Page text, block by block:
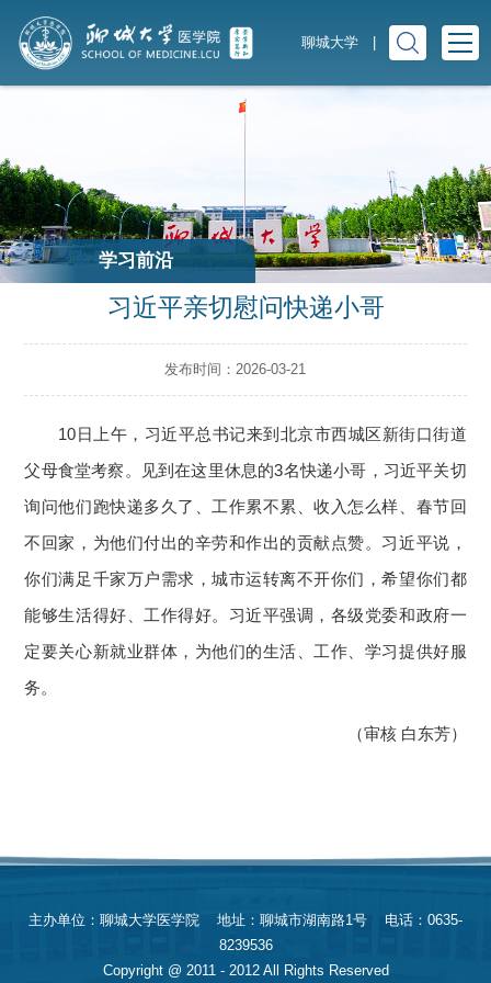
聊城大学
学习前沿
习近平亲切慰问快递小哥
发布时间：2026-03-21
10日上午，习近平总书记来到北京市西城区新街口街道
父母食堂考察。见到在这里休息的3名快递小哥，习近平关切
询问他们跑快递多久了、工作累不累、收入怎么样、春节回
不回家，为他们付出的辛劳和作出的贡献点赞。习近平说，
你们满足千家万户需求，城市运转离不开你们，希望你们都
能够生活得好、工作得好。习近平强调，各级党委和政府一
定要关心新就业群体，为他们的生活、工作、学习提供好服
务。
（审核 白东芳）
主办单位：聊城大学医学院 地址：聊城市湖南路1号 电话：0635-
8239536
Copyright @ 2011 - 2012 All Rights Reserved